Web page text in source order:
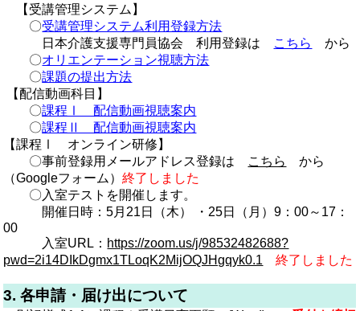
【受講管理システム】
〇受講管理システム利用登録方法
日本介護支援専門員協会 利用登録は こちら
から
〇オリエンテーション視聴方法
〇課題の提出方法
【配信動画科目】
〇課程Ⅰ 配信動画視聴案内
〇課程Ⅱ 配信動画視聴案内
【課程Ⅰ オンライン研修】
〇事前登録用メールアドレス登録は こちら
から
（Googleフォーム）終了しました
〇 入室テストを開催します。
開催日時：5月21日（木） ・25日（月）9：00～17：
00
入室URL： https://zoom.us/j/98532482688?
pwd=2i14DIkDgmx1TLoqK2MijOQJHgqyk0.1
終了しました
3. 各申請・届け出について